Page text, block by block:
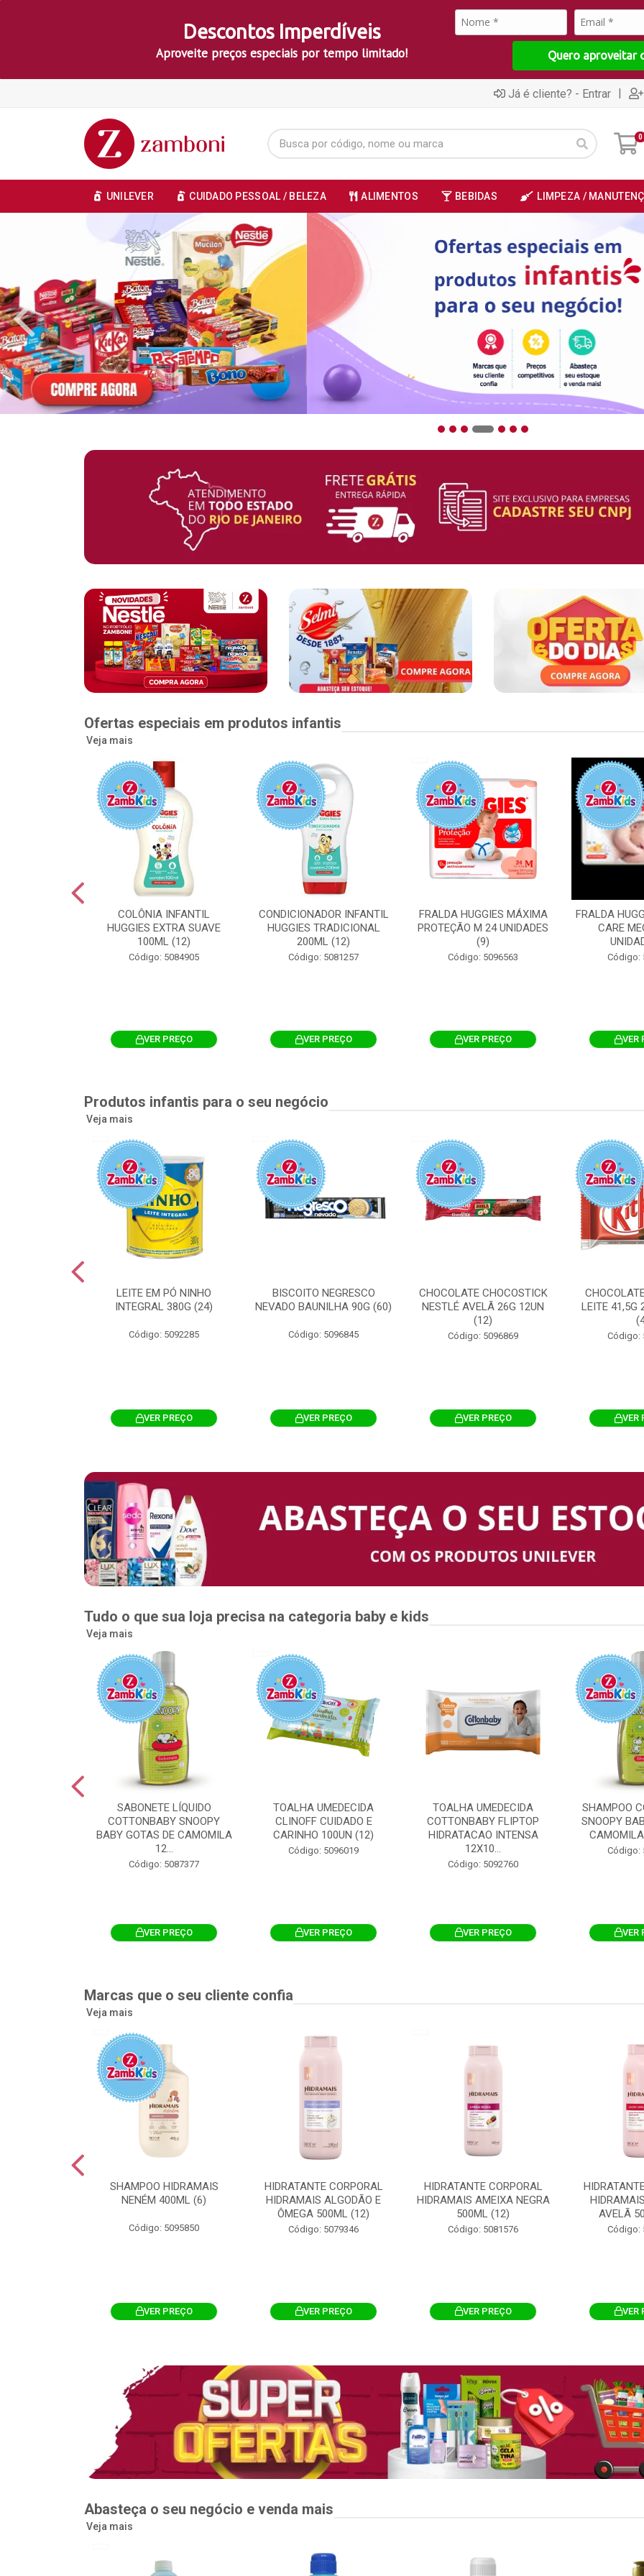
Descontos Imperdíveis
Aproveite preços especiais por tempo limitado! Quero aproveitar
Já é cliente? - Entrar |
0
UNILEVER CUIDADO PESSOAL / BELEZA ALIMENTOS BEBIDAS LIMPEZA /
Ofertas especiais em produtos infantis
Veja mais
COLÔNIA INFANTIL
HUGGIES EXTRA SUAVE
100ML (12)
Código: 5084905
VER PREÇO
CONDICIONADOR INFANTIL
HUGGIES TRADICIONAL
200ML (12)
Código: 5081257
VER PREÇO
FRALDA HUGGIES MÁXIMA
PROTEÇÃO M 24 UNIDADES
(9)
Código: 5096563
VER PREÇO
FRALDA
CARE
Código:
VER
Produtos infantis para o seu negócio
Veja mais
LEITE EM PÓ NINHO
INTEGRAL 380G (24)
Código: 5092285
VER PREÇO
BISCOITO NEGRESCO
NEVADO BAUNILHA 90G (60)
Código: 5096845
VER PREÇO
CHOCOLATE CHOCOSTICK
NESTLÉ AVELÃ 26G 12UN
(12)
Código: 5096869
VER PREÇO
LEITE 41,5G
Código:
VER
Tudo o que sua loja precisa na categoria baby e kids
Veja mais
SABONETE LÍQUIDO
COTTONBABY SNOOPY
BABY GOTAS DE CAMOMILA
12...
Código: 5087377
VER PREÇO
TOALHA UMEDECIDA
CLINOFF CUIDADO E
CARINHO 100UN (12)
Código: 5096019
VER PREÇO
TOALHA UMEDECIDA
COTTONBABY FLIPTOP
HIDRATACAO INTENSA
12X10...
Código: 5092760
VER PREÇO
SHAMPOO
SNOOPY
Código:
VER
Marcas que o seu cliente confia
Veja mais
SHAMPOO HIDRAMAIS
NENÉM 400ML (6)
Código: 5095850
VER PREÇO
HIDRATANTE CORPORAL
HIDRAMAIS ALGODÃO E
ÔMEGA 500ML (12)
Código: 5079346
VER PREÇO
HIDRATANTE CORPORAL
HIDRAMAIS AMEIXA NEGRA
500ML (12)
Código: 5081576
VER PREÇO
AVELÃ
Código:
VER
Abasteça o seu negócio e venda mais
Veja mais